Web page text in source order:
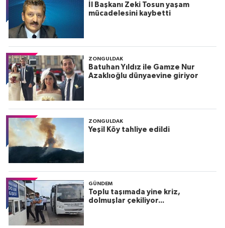
İl Başkanı Zeki Tosun yaşam
mücadelesini kaybetti
ZONGULDAK
Batuhan Yıldız ile Gamze Nur
Azaklıoğlu dünyaevine giriyor
ZONGULDAK
Yeşil Köy tahliye edildi
GÜNDEM
Toplu taşımada yine kriz,
dolmuşlar çekiliyor...